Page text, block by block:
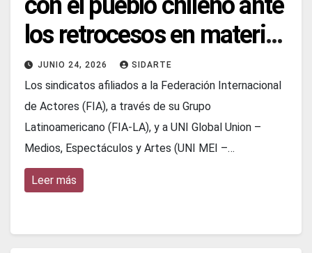
los retrocesos en materia
de derechos sociales y
culturales
JUNIO 24, 2026 SIDARTE
Los sindicatos afiliados a la Federación Internacional
de Actores (FIA), a través de su Grupo
Latinoamericano (FIA-LA), y a UNI Global Union –
Medios, Espectáculos y Artes (UNI MEI –…
Leer más